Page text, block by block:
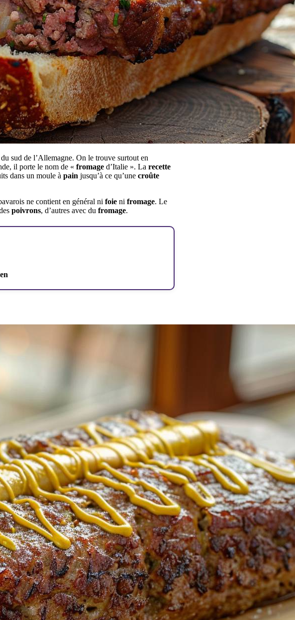
du sud de l’Allemagne. On le trouve surtout en
il porte le nom de « fromage d’Italie ». La recette
dans un moule à pain jusqu’à ce qu’une croûte
ne contient en général ni foie ni fromage. Le
poivrons, d’autres avec du fromage.